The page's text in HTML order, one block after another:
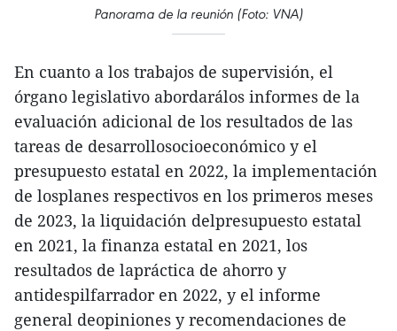
Panorama de la reunión (Foto: VNA)
En cuanto a los trabajos de supervisión, el
órgano legislativo abordarálos informes de la
evaluación adicional de los resultados de las
tareas de desarrollosocioeconómico y el
presupuesto estatal en 2022, la implementación
de losplanes respectivos en los primeros meses
de 2023, la liquidación delpresupuesto estatal
en 2021, la finanza estatal en 2021, los
resultados de lapráctica de ahorro y
antidespilfarrador en 2022, y el informe
general deopiniones y recomendaciones de